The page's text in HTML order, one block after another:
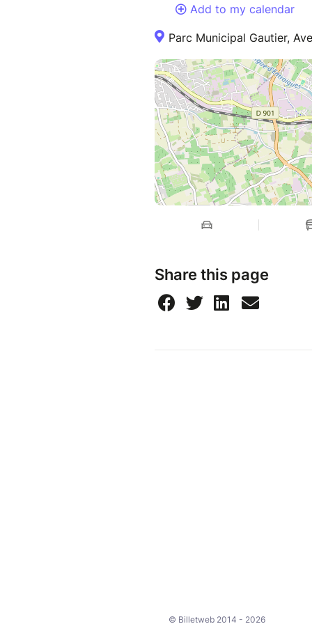
Add to my calendar
Parc Municipal Gautier,
Share this page
© Billetweb 2014 - 2026